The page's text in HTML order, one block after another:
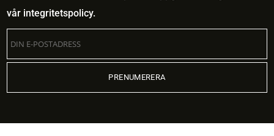
vår integritetspolicy.